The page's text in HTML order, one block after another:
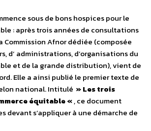
sous de bons hospices pour le
: après trois années de consultations
Commission Afnor dédiée (composée
d’ administrations, d’organisations du
et de la grande distribution), vient de
Elle a ainsi publié le premier texte de
national. Intitulé » Les trois
équitable «, ce document
devant s’appliquer à une démarche de